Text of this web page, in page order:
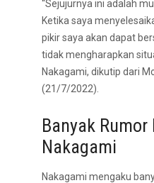
“Sejujurnya ini adalah
Ketika saya
pikir saya akan dapat
tidak mengharapkan
Nakagami, dikutip dari
(21/7/2022).
Banyak
Nakagami
Nakagami mengaku